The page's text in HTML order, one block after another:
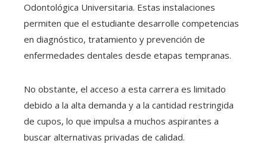
Odontológica Universitaria. Estas instalaciones
permiten que el estudiante desarrolle competencias
en diagnóstico, tratamiento y prevención de
enfermedades dentales desde etapas tempranas.
No obstante, el acceso a esta carrera es limitado
debido a la alta demanda y a la cantidad restringida
de cupos, lo que impulsa a muchos aspirantes a
buscar alternativas privadas de calidad.